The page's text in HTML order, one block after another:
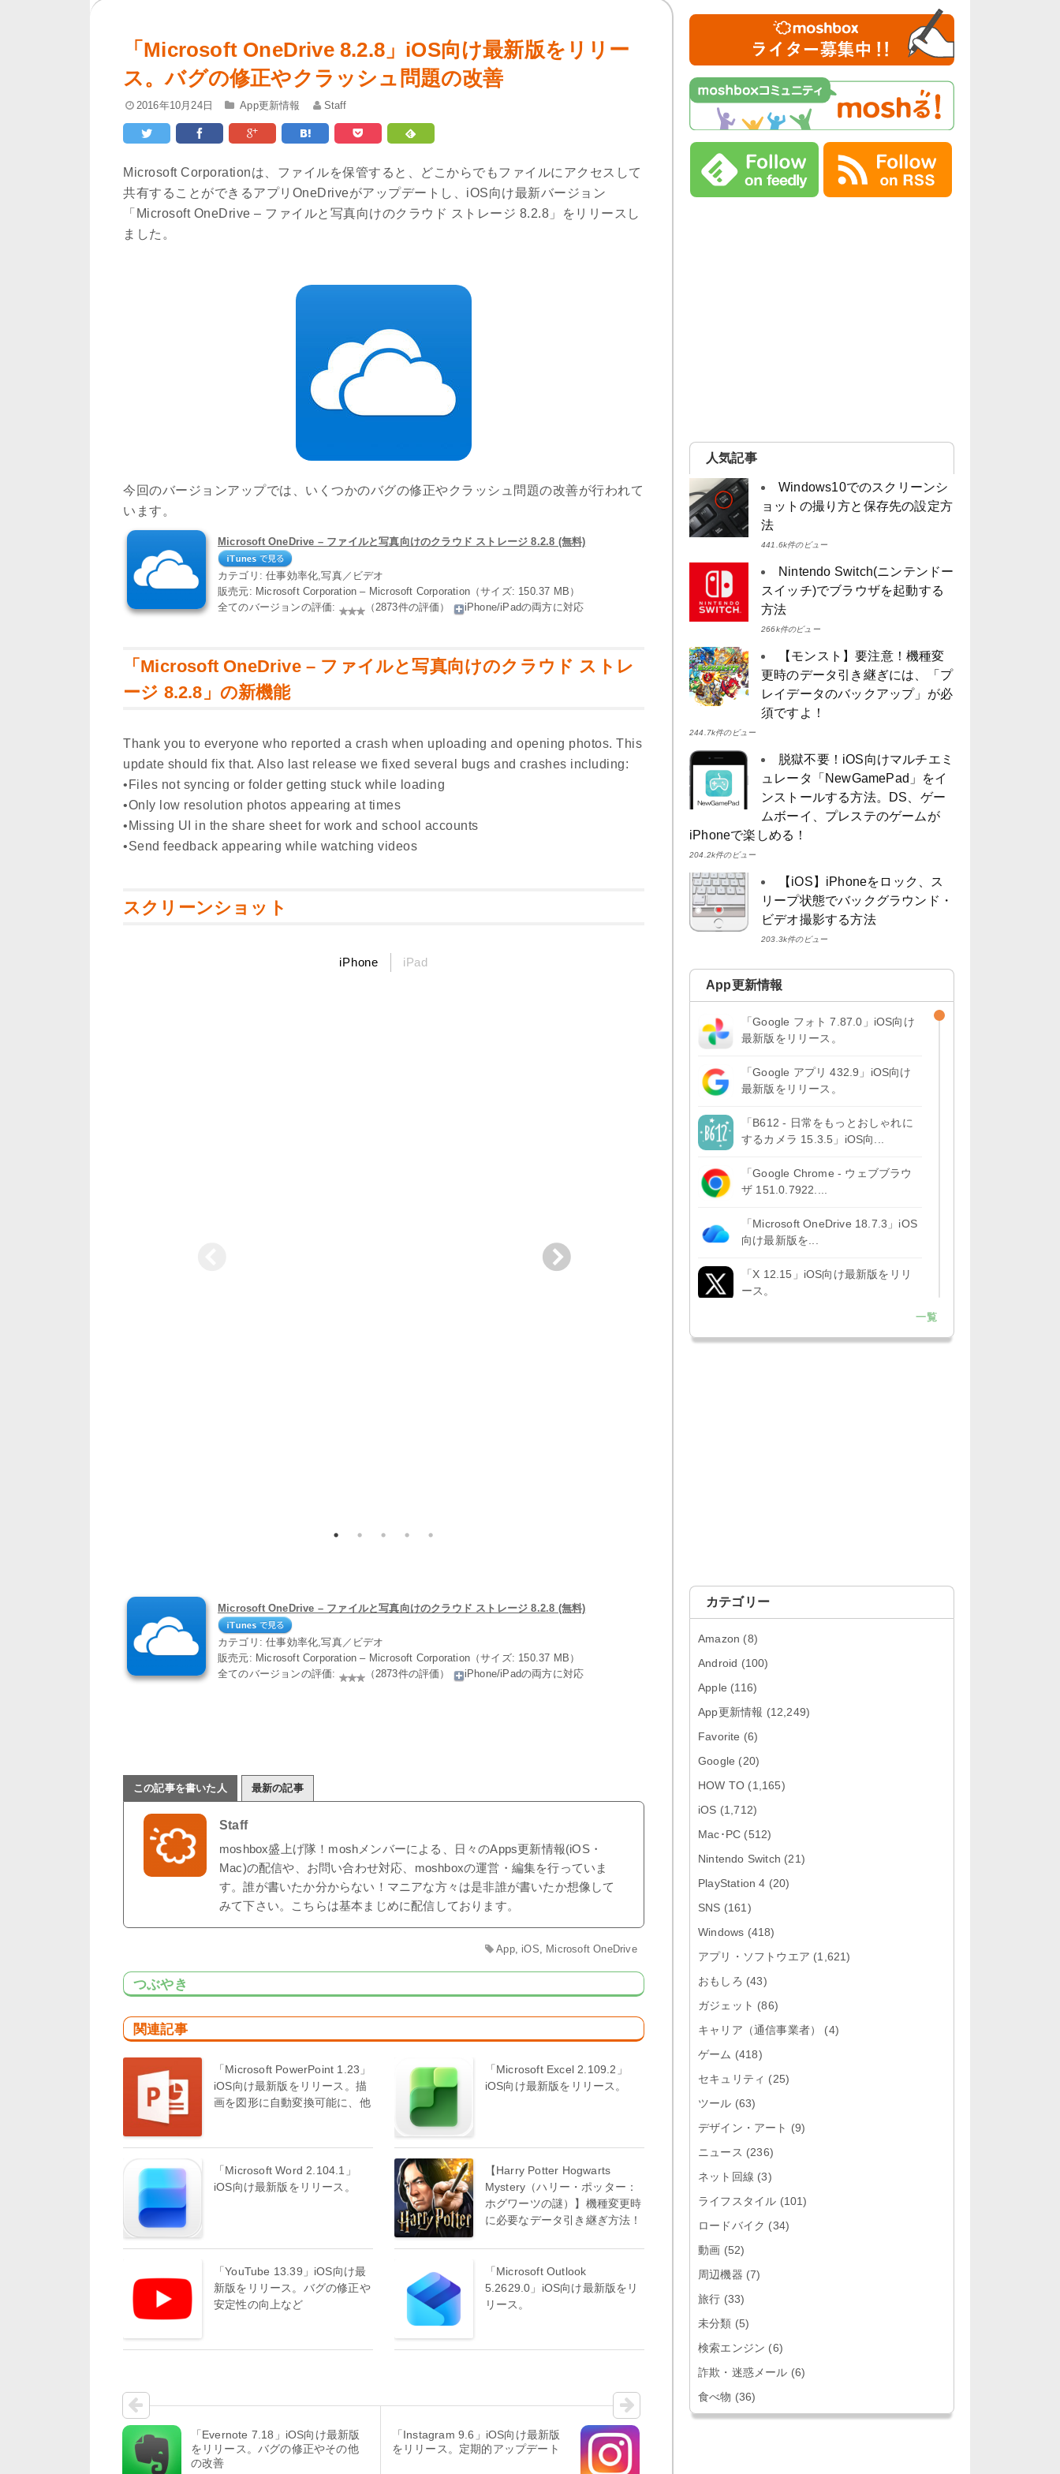
「Microsoft OneDrive 8.2.8」iOS向け最新版をリリー
ス。バグの修正やクラッシュ問題の改善
2016年10月24日 App更新情報 Staff
Microsoft Corporationは、ファイルを保管すると、どこからでもファイルにアクセスして
共有することができるアプリOneDriveがアップデートし、iOS向け最新バージョン
「Microsoft OneDrive – ファイルと写真向けのクラウド ストレージ 8.2.8」をリリースし
ました。
今回のバージョンアップでは、いくつかのバグの修正やクラッシュ問題の改善が行われて
います。
Microsoft OneDrive – ファイルと写真向けのクラウド ストレージ 8.2.8 (無料)
カテゴリ: 仕事効率化,写真／ビデオ
販売元: Microsoft Corporation – Microsoft Corporation（サイズ: 150.37 MB）
全てのバージョンの評価:
（2873件の評価） iPhone/iPadの両方に対応
「Microsoft OneDrive – ファイルと写真向けのクラウド ストレ
ージ 8.2.8」の新機能
Thank you to everyone who reported a crash when uploading and opening photos. This
update should fix that. Also last release we fixed several bugs and crashes including:
•Files not syncing or folder getting stuck while loading
•Only low resolution photos appearing at times
•Missing UI in the share sheet for work and school accounts
•Send feedback appearing while watching videos
スクリーンショット
iPhone iPad
Microsoft OneDrive – ファイルと写真向けのクラウド ストレージ 8.2.8 (無料)
カテゴリ: 仕事効率化,写真／ビデオ
販売元: Microsoft Corporation – Microsoft Corporation（サイズ: 150.37 MB）
全てのバージョンの評価:
（2873件の評価） iPhone/iPadの両方に対応
この記事を書いた人 最新の記事
Staff
moshbox盛上げ隊！moshメンバーによる、日々のApps更新情報(iOS・
Mac)の配信や、お問い合わせ対応、moshboxの運営・編集を行っていま
す。誰が書いたか分からない！マニアな方々は是非誰が書いたか想像して
みて下さい。こちらは基本まじめに配信しております。
App, iOS Microsoft OneDrive
つぶやき
関連記事
「Microsoft PowerPoint 1.23」
iOS向け最新版をリリース。描
画を図形に自動変換可能に、他
「Microsoft Excel 2.109.2」
iOS向け最新版をリリース。
「Microsoft Word 2.104.1」
iOS向け最新版をリリース。
【Harry Potter Hogwarts
Mystery（ハリー・ポッター：
ホグワーツの謎）】機種変更時
に必要なデータ引き継ぎ方法！
「YouTube 13.39」iOS向け最
新版をリリース。バグの修正や
安定性の向上など
「Microsoft Outlook
5.2629.0」iOS向け最新版をリ
リース。
「Evernote 7.18」iOS向け最新版
をリリース。バグの修正やその他
の改善
「Instagram 9.6」iOS向け最新版
をリリース。定期的アップデート
人気記事
Windows10でのスクリーンシ
ョットの撮り方と保存先の設定方
法
441.6k件のビュー
Nintendo Switch(ニンテンドー
スイッチ)でブラウザを起動する
方法
266k件のビュー
【モンスト】要注意！機種変
更時のデータ引き継ぎには、「プ
レイデータのバックアップ」が必
須ですよ！
244.7k件のビュー
脱獄不要！iOS向けマルチエミ
ュレータ「NewGamePad」をイ
ンストールする方法。DS、ゲー
ムボーイ、プレステのゲームが
iPhoneで楽しめる！
204.2k件のビュー
【iOS】iPhoneをロック、ス
リープ状態でバックグラウンド・
ビデオ撮影する方法
203.3k件のビュー
App更新情報
「Google フォト 7.87.0」iOS向け
最新版をリリース。
「Google アプリ 432.9」iOS向け
最新版をリリース。
「B612 - 日常をもっとおしゃれに
するカメラ 15.3.5」iOS向...
「Google Chrome - ウェブブラウ
ザ 151.0.7922....
「Microsoft OneDrive 18.7.3」iOS
向け最新版を...
「X 12.15」iOS向け最新版をリリ
ース。
リリース。Liguid G...
版をリリース。AIプロ...
イバル 26.40」iOS向...
ザ 151.0.7922....
向け最新版...
「Google カレンダー 26.29.4」iOS
向け最新版をリリース。...
「Instagram 441.0.0」iOS向け最新
「Google ドライブ - 安全なオンラ
「Google 翻訳 10.31.311」iOS向
「Microsoft Excel 2.112.3」iOS向
一覧
カテゴリー
Amazon (8)
Android (100)
Apple (116)
App更新情報 (12,249)
Favorite (6)
Google (20)
HOW TO (1,165)
iOS (1,712)
Mac･PC (512)
Nintendo Switch (21)
PlayStation 4 (20)
SNS (161)
Windows (418)
アプリ・ソフトウエア (1,621)
おもしろ (43)
ガジェット (86)
キャリア（通信事業者）
(4)
ゲーム (418)
セキュリティ (25)
ツール (63)
デザイン・アート (9)
ニュース (236)
ネット回線 (3)
ライフスタイル (101)
ロードバイク (34)
動画 (52)
周辺機器 (7)
旅行 (33)
未分類 (5)
検索エンジン (6)
詐欺・迷惑メール (6)
食べ物 (36)